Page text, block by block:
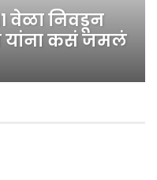
वेळा निवडून
कसं जमलं